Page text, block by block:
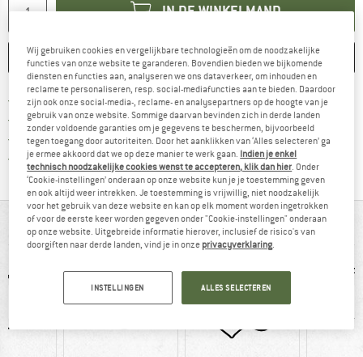
IN DE WINKELMAND
ONTHOUDEN VERGELIJKEN
Gratis verzending vanaf € 69 (NL)Vind hier de
100 dagen bedenktijdVind de betalingsinformatie hier!
> 4.000.000 tevreden klanten
Alle artikelen in voorraad
IN EEN OOGOPSLAG
Wij gebruiken cookies en vergelijkbare technologieën om de noodzakelijke
functies van onze website te garanderen. Bovendien bieden we bijkomende
diensten en functies aan, analyseren we ons dataverkeer, om inhouden en
reclame te personaliseren, resp. social-mediafuncties aan te bieden. Daardoor
zijn ook onze social-media-, reclame- en analysepartners op de hoogte van je
gebruik van onze website. Sommige daarvan bevinden zich in derde landen
zonder voldoende garanties om je gegevens te beschermen, bijvoorbeeld
tegen toegang door autoriteiten. Door het aanklikken van ‘Alles selecteren’ ga
je ermee akkoord dat we op deze manier te werk gaan. Indien je enkel
technisch noodzakelijke cookies wenst te accepteren, klik dan hier . Onder
‘Cookie-instellingen’ onderaan op onze website kun je je toestemming geven
en ook altijd weer intrekken. Je toestemming is vrijwillig, niet noodzakelijk
voor het gebruik van deze website en kan op elk moment worden ingetrokken
of voor de eerste keer worden gegeven onder "Cookie-instellingen" onderaan
op onze website. Uitgebreide informatie hierover, inclusief de risico's van
doorgiften naar derde landen, vind je in onze privacyverklaring
INSTELLINGEN ALLES SELECTEREN